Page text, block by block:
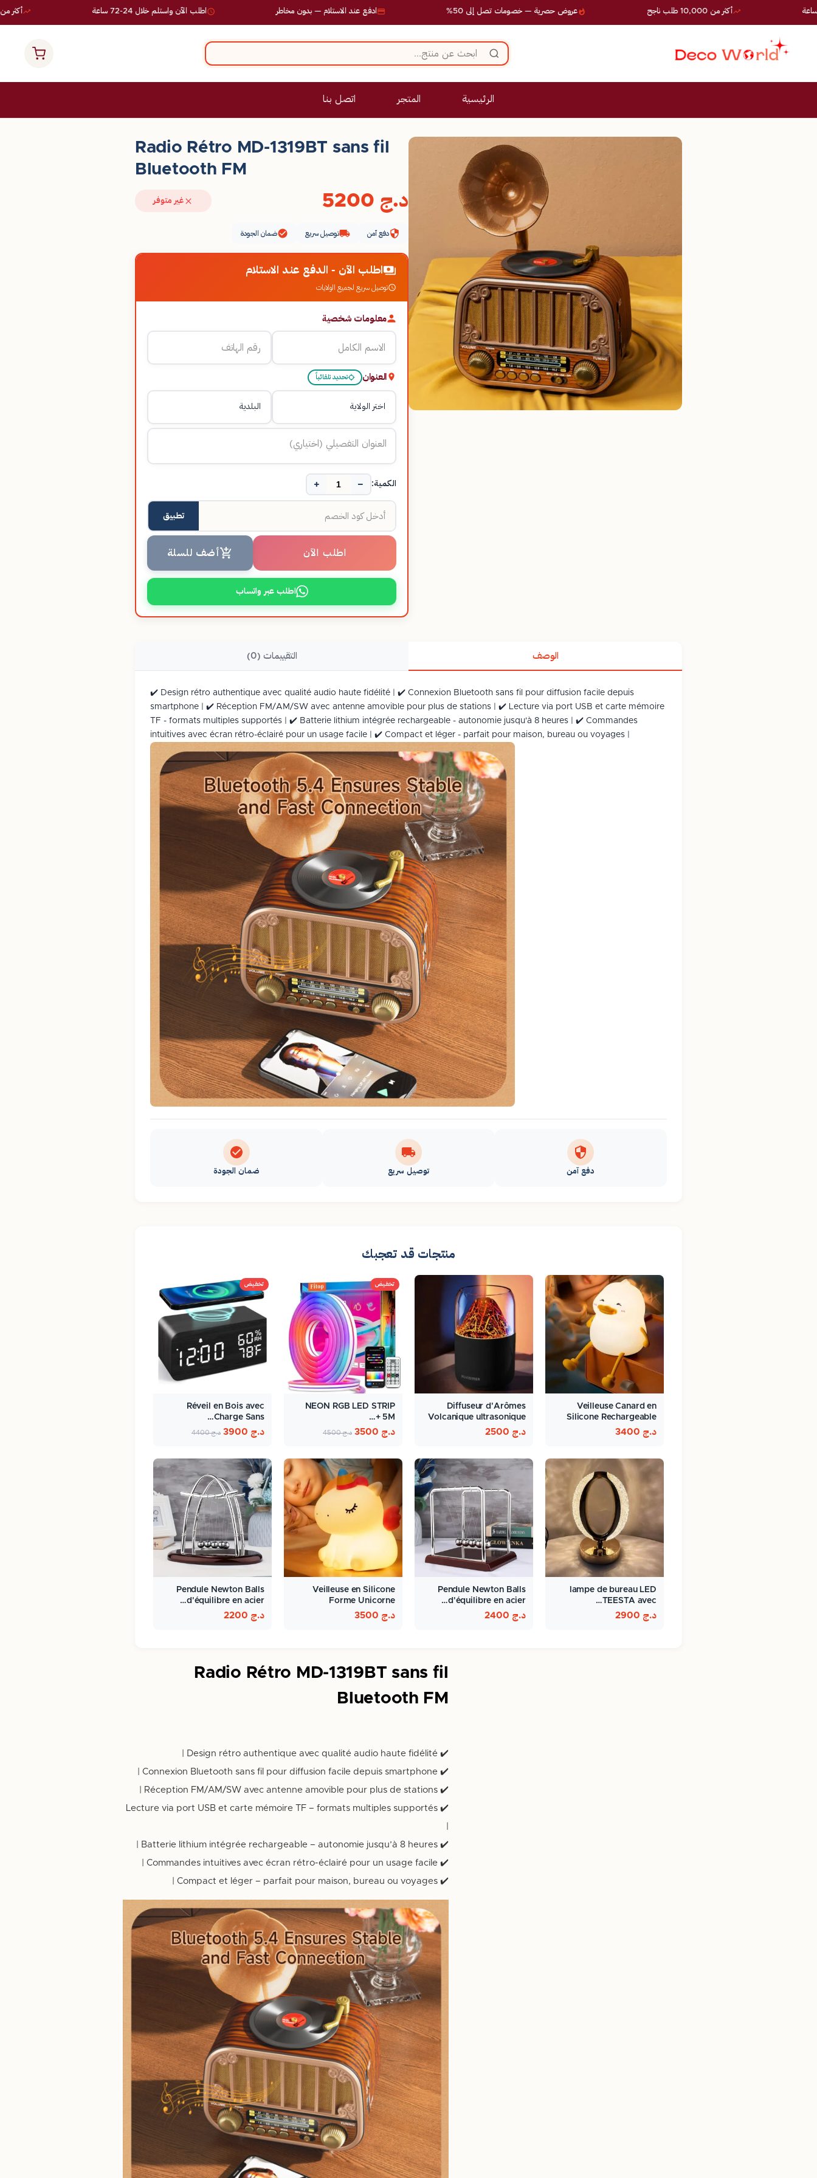
أكثر من 10,000 طلب ناجح اطلب الآن واستلم خلال 24-72 ساعة ادفع عند الاستلام — بدون مخاطر عروض حصرية — خصومات تصل إلى 50% أكثر من 10,000 طلب ناجح
الرئيسية المتجر اتصل بنا
Radio Rétro MD-1319BT sans fil
Bluetooth FM
د.ج غير متوفر
دفع آمن توصيل سريع ضمان الجودة
اطلب الآن - الدفع عند الاستلام
توصيل سريع لجميع الولايات
معلومات شخصية
العنوان تحديد تلقائياً
الكمية: −
+
تطبيق
اطلب الآن أضف للسلة
اطلب عبر واتساب
الوصف التقييمات (0)
✔️ Design rétro authentique avec qualité audio haute fidélité | ✔️ Connexion Bluetooth sans fil pour diffusion facile depuis
smartphone | ✔️ Réception FM/AM/SW avec antenne amovible pour plus de stations | ✔️ Lecture via port USB et carte mémoire
TF - formats multiples supportés | ✔️ Batterie lithium intégrée rechargeable - autonomie jusqu'à 8 heures | ✔️ Commandes
intuitives avec écran rétro-éclairé pour un usage facile | ✔️ Compact et léger - parfait pour maison, bureau ou voyages |
دفع آمن توصيل سريع ضمان الجودة
منتجات قد تعجبك
Veilleuse Canard en
Silicone Rechargeable
د.ج
Diffuseur d'Arômes
Volcanique ultrasonique
300ml
د.ج
تخفيض
NEON RGB LED STRIP
5M +…
د.ج د.ج4500
تخفيض
Réveil en Bois avec
Charge Sans…
د.ج د.ج4400
lampe de bureau LED
TEESTA avec…
د.ج
Pendule Newton Balls
d'équilibre en acier…
د.ج
Veilleuse en Silicone
Forme Unicorne
د.ج
Pendule Newton Balls
d'équilibre en acier…
د.ج
Radio Rétro MD-1319BT sans fil
Bluetooth FM
✔️ Design rétro authentique avec qualité audio haute fidélité |
✔️ Connexion Bluetooth sans fil pour diffusion facile depuis smartphone |
✔️ Réception FM/AM/SW avec antenne amovible pour plus de stations |
✔️ Lecture via port USB et carte mémoire TF – formats multiples supportés
✔️ Batterie lithium intégrée rechargeable – autonomie jusqu’à 8 heures |
✔️ Commandes intuitives avec écran rétro-éclairé pour un usage facile |
✔️ Compact et léger – parfait pour maison, bureau ou voyages |